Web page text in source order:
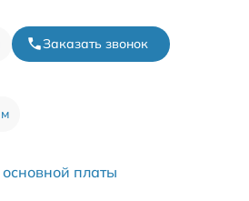
Заказать звонок
платы